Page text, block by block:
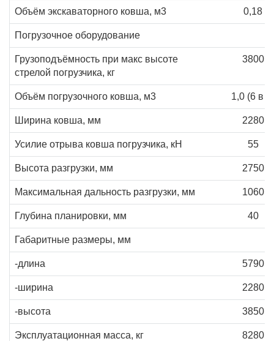
Объём экскаваторного ковша, м3 0,18
Погрузочное оборудование
Грузоподъёмность при макс высоте
стрелой погрузчика, кг
3800
Объём погрузочного ковша, м3 1,0 (6 в 1)
Ширина ковша, мм 2280
Усилие отрыва ковша погрузчика, кН 55
Высота разгрузки, мм 2750
Максимальная дальность разгрузки, мм 1060
Глубина планировки, мм 40
Габаритные размеры, мм
-длина 5790
-ширина 2280
-высота 3850
Эксплуатационная масса, кг 8280